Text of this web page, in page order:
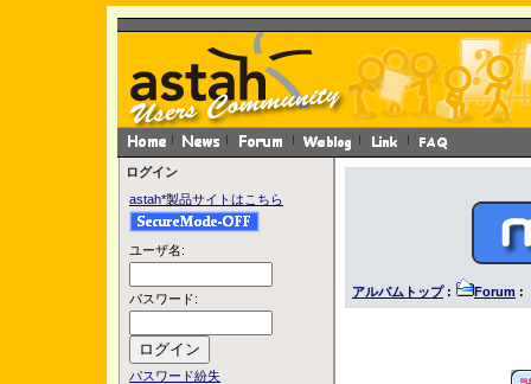
ログイン
astah*製品サイトはこちら
ユーザ名:
パスワード:
パスワード紛失
アルバムトップ: Forum :